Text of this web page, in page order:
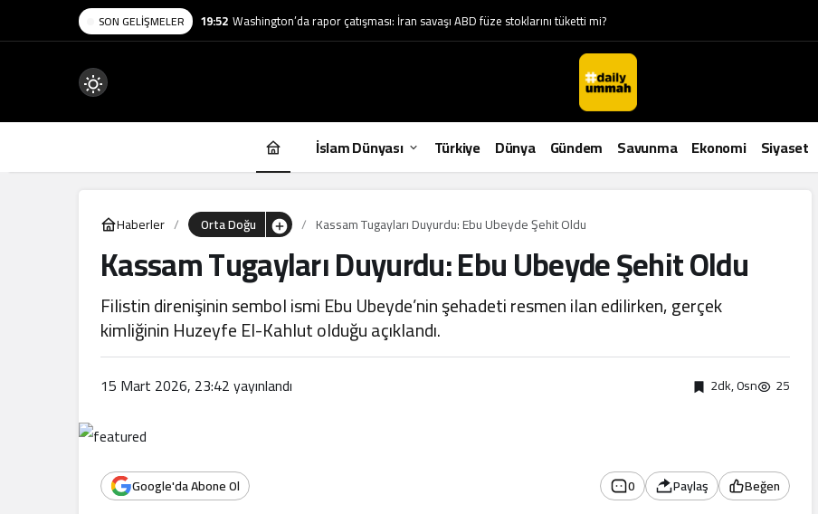
SON GELIŞMELER 18:52 Afrika’da göçmen işçi sayısı 13 milyona ulaştı: Kadınlar azınlıkta!
Mod
değiştir
İslam Dünyası Türkiye Dünya Gündem Savunma Ekonomi Siyaset
Haberler Orta Doğu Kassam Tugayları Duyurdu: Ebu Ubeyde Şehit Oldu
Kassam Tugayları Duyurdu: Ebu Ubeyde Şehit Oldu
Filistin direnişinin sembol ismi Ebu Ubeyde’nin şehadeti resmen ilan edilirken, gerçek
kimliğinin Huzeyfe El-Kahlut olduğu açıklandı.
15 Mart 2026, 23:42yayınlandı 2dk, 0sn 25
Google'da Abone Ol 0 Paylaş Beğen